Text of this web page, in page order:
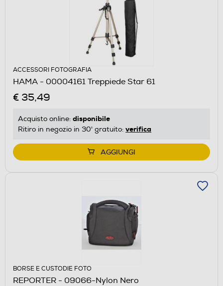
ACCESSORI FOTOGRAFIA
HAMA - 00004161 Treppiede Star 61
€ 35,49
Acquisto online: disponibile
Ritiro in negozio in 30' gratuito: verifica
AGGIUNGI
BORSE E CUSTODIE FOTO
REPORTER - 09066-Nylon Nero